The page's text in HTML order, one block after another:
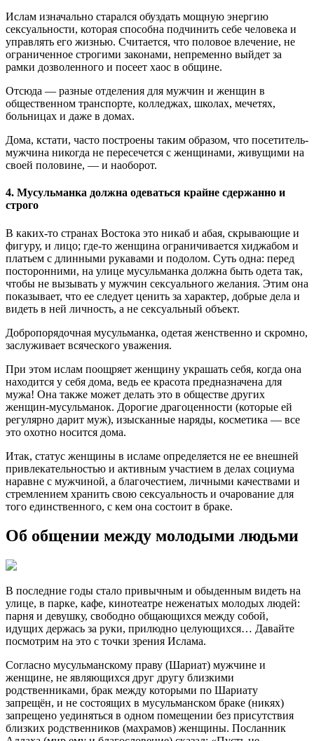
Ислам изначально старался обуздать мощную энергию
сексуальности, которая способна подчинить себе человека и
управлять его жизнью. Считается, что половое влечение, не
ограниченное строгими законами, непременно выйдет за
рамки дозволенного и посеет хаос в общине.
Отсюда — разные отделения для мужчин и женщин в
общественном транспорте, колледжах, школах, мечетях,
больницах и даже в домах.
Дома, кстати, часто построены таким образом, что посетитель-
мужчина никогда не пересечется с женщинами, живущими на
своей половине, — и наоборот.
4. Мусульманка должна одеваться крайне сдержанно и
строго
В каких-то странах Востока это никаб и абая, скрывающие и
фигуру, и лицо; где-то женщина ограничивается хиджабом и
платьем с длинными рукавами и подолом. Суть одна: перед
посторонними, на улице мусульманка должна быть одета так,
чтобы не вызывать у мужчин сексуального желания. Этим она
показывает, что ее следует ценить за характер, добрые дела и
видеть в ней личность, а не сексуальный объект.
Добропорядочная мусульманка, одетая женственно и скромно,
заслуживает всяческого уважения.
При этом ислам поощряет женщину украшать себя, когда она
находится у себя дома, ведь ее красота предназначена для
мужа! Она также может делать это в обществе других
женщин-мусульманок. Дорогие драгоценности (которые ей
регулярно дарит муж), изысканные наряды, косметика — все
это охотно носится дома.
Итак, статус женщины в исламе определяется не ее внешней
привлекательностью и активным участием в делах социума
наравне с мужчиной, а благочестием, личными качествами и
стремлением хранить свою сексуальность и очарование для
того единственного, с кем она состоит в браке.
Об общении между молодыми людьми
В последние годы стало привычным и обыденным видеть на
улице, в парке, кафе, кинотеатре неженатых молодых людей:
парня и девушку, свободно общающихся между собой,
идущих держась за руки, прилюдно целующихся… Давайте
посмотрим на это с точки зрения Ислама.
Согласно мусульманскому праву (Шариат) мужчине и
женщине, не являющихся друг другу близкими
родственниками, брак между которыми по Шариату
запрещён, и не состоящих в мусульманском браке (никях)
запрещено уединяться в одном помещении без присутствия
близких родственников (махрамов) женщины. Посланник